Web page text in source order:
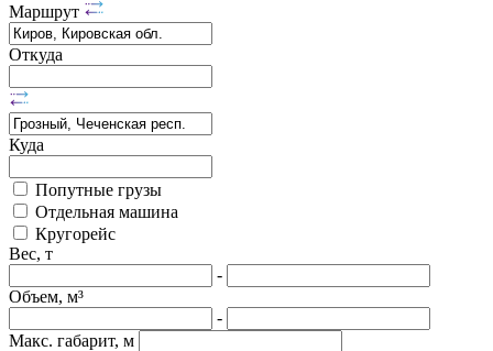
Маршрут
Откуда
Куда
Попутные грузы
Отдельная машина
Кругорейс
Вес, т
-
Объем, м³
-
Макс. габарит, м